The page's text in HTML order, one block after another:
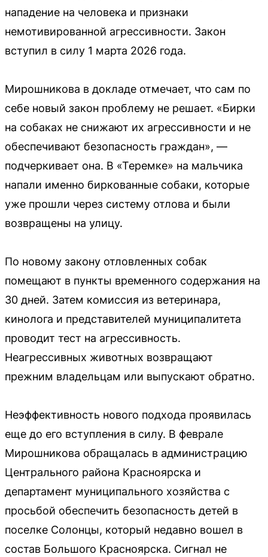
нападение на человека и признаки
немотивированной агрессивности. Закон
вступил в силу 1 марта 2026 года.
Мирошникова в докладе отмечает, что сам по
себе новый закон проблему не решает. «Бирки
на собаках не снижают их агрессивности и не
обеспечивают безопасность граждан», —
подчеркивает она. В «Теремке» на мальчика
напали именно биркованные собаки, которые
уже прошли через систему отлова и были
возвращены на улицу.
По новому закону отловленных собак
помещают в пункты временного содержания на
30 дней. Затем комиссия из ветеринара,
кинолога и представителей муниципалитета
проводит тест на агрессивность.
Неагрессивных животных возвращают
прежним владельцам или выпускают обратно.
Неэффективность нового подхода проявилась
еще до его вступления в силу. В феврале
Мирошникова обращалась в администрацию
Центрального района Красноярска и
департамент муниципального хозяйства с
просьбой обеспечить безопасность детей в
поселке Солонцы, который недавно вошел в
состав Большого Красноярска. Сигнал не